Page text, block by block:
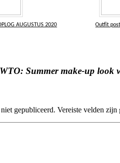
AUGUSTUS 2020 Outfit
Summer make-up look
gepubliceerd. Vereiste velden zijn